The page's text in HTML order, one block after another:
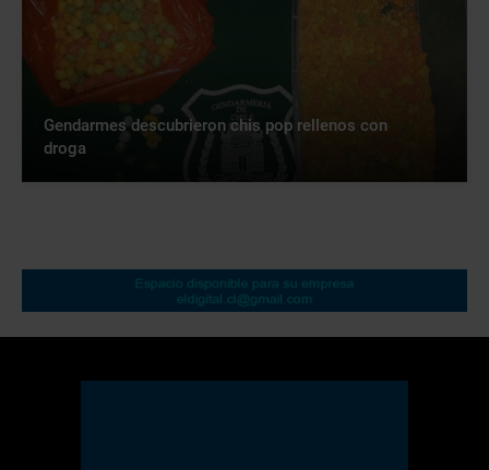
Gendarmes descubrieron chis pop rellenos con
droga